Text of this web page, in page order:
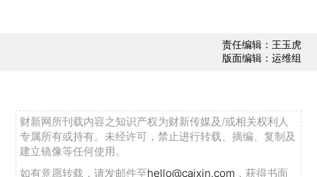
责任编辑：王玉虎
版面编辑：运维组
财新网所刊载内容之知识产权为财新传媒及/或相关权利人
专属所有或持有。未经许可，禁止进行转载、摘编、复制及
建立镜像等任何使用。
如有意愿转载，请发邮件至hello@caixin.com ，获得书面